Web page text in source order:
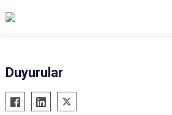
Duyurular